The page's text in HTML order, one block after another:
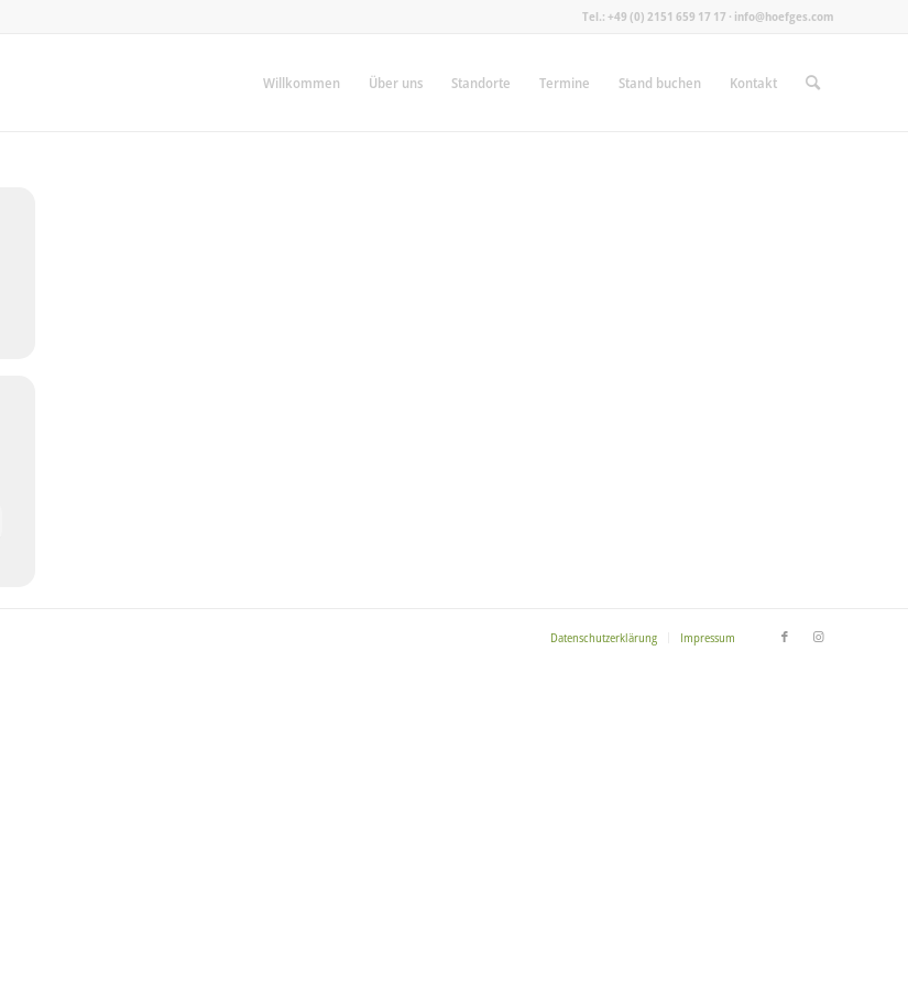
Tel.: +49 (0) 2151 659 17 17 · info@hoefges.com
Willkommen Über uns Standorte Termine Stand buchen Kontakt
Datenschutzerklärung Impressum